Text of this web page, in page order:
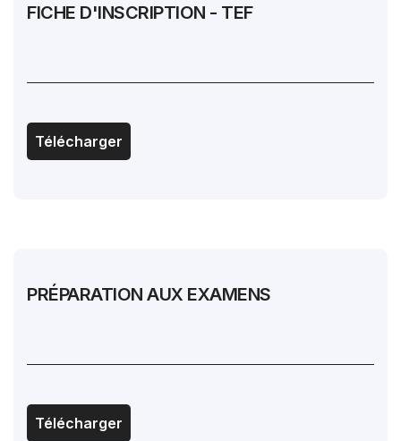
FICHE D'INSCRIPTION - TEF
Télécharger
PRÉPARATION AUX EXAMENS
Télécharger